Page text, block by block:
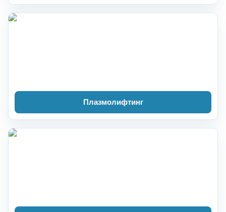
Плазмолифтинг